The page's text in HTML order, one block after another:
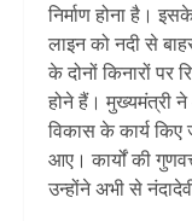
निर्माण होना है।
लाइन को नदी से
के दोनों किनारों पर
होने हैं। मुख्यमंत्री ने
विकास के कार्य किए
आए। कार्यों की
उन्होंने अभी से